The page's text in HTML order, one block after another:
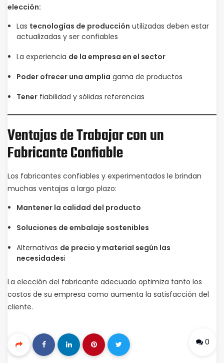
elección:
Las tecnologías de producción utilizadas deben estar
actualizadas y ser confiables
La experiencia de la empresa en el sector
Poder ofrecer una amplia gama de productos
Tenerfiabilidad y sólidas referencias
Ventajas de Trabajar con un
Fabricante Confiable
Los fabricantes confiables y experimentados le brindan
muchas ventajas a largo plazo:
Mantener la calidad del producto
Soluciones de embalaje sostenibles
Alternativas de precio y material según las
necesidadesi
La elección del fabricante adecuado optimiza tanto los
costos de su empresa como aumenta la satisfacción del
cliente.
0